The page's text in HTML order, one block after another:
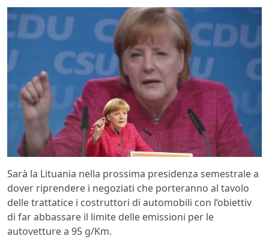
Sarà la Lituania nella prossima presidenza semestrale a
dover riprendere i negoziati che porteranno al tavolo
delle trattatice i costruttori di automobili con l’obiettiv
di far abbassare il limite delle emissioni per le
autovetture a 95 g/Km.